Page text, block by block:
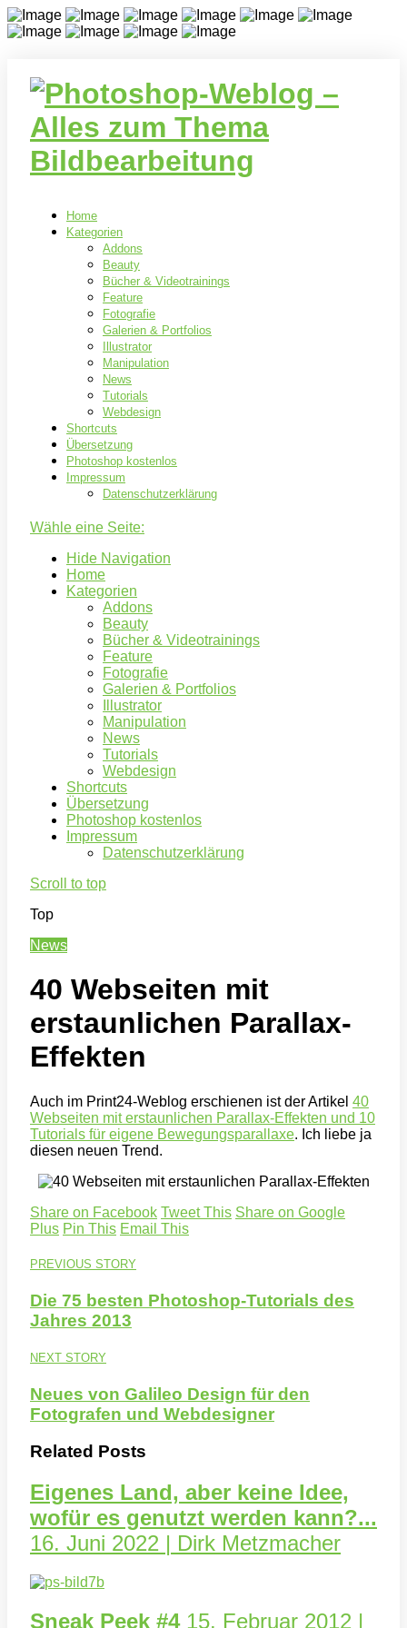
Home
Kategorien
Addons
Beauty
Bücher & Videotrainings
Feature
Fotografie
Galerien & Portfolios
Illustrator
Manipulation
News
Tutorials
Webdesign
Shortcuts
Übersetzung
Photoshop kostenlos
Impressum
Datenschutzerklärung
Wähle eine Seite:
Hide Navigation
Home
Kategorien
Addons
Beauty
Bücher & Videotrainings
Feature
Fotografie
Galerien & Portfolios
Illustrator
Manipulation
News
Tutorials
Webdesign
Shortcuts
Übersetzung
Photoshop kostenlos
Impressum
Datenschutzerklärung
Scroll to top
Top
News
40 Webseiten mit
erstaunlichen Parallax-
Effekten
Auch im Print24-Weblog erschienen ist der Artikel 40
Webseiten mit erstaunlichen Parallax-Effekten und 10
Tutorials für eigene Bewegungsparallaxe. Ich liebe ja
diesen neuen Trend.
Share on Facebook Tweet This Share on Google
Plus Pin This Email This
PREVIOUS STORY
Die 75 besten Photoshop-Tutorials des
Jahres 2013
NEXT STORY
Neues von Galileo Design für den
Fotografen und Webdesigner
Related Posts
Eigenes Land, aber keine Idee,
wofür es genutzt werden kann?...
16. Juni 2022 | Dirk Metzmacher
Sneak Peek #4 15. Februar 2012 |